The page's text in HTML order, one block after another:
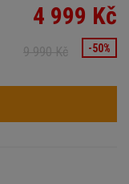
4 999 Kč
9 990 Kč -50%